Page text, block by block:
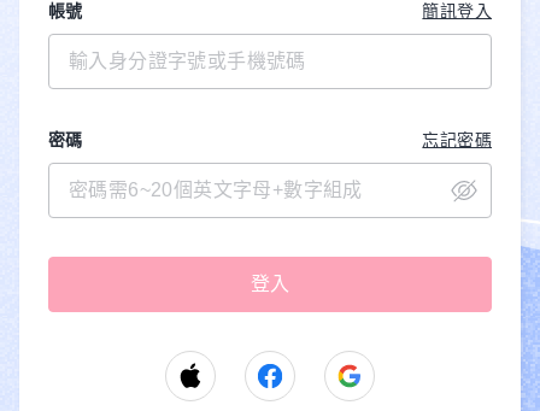
帳號 簡訊登入
密碼 忘記密碼